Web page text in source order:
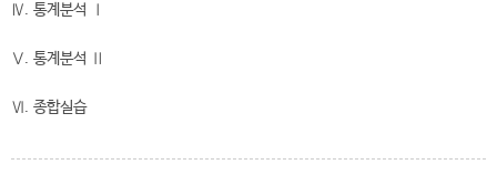
Ⅳ. 통계분석 Ⅰ
Ⅴ. 통계분석 Ⅱ
Ⅵ. 종합실습